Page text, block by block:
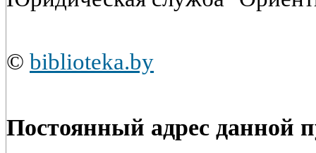
© biblioteka.by
Постоянный адрес данной